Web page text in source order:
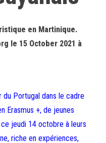
en Martinique.
le 15 October 2021 à
Portugal dans le cadre
Erasmus +, de jeunes
jeudi 14 octobre à leurs
riche en expériences,